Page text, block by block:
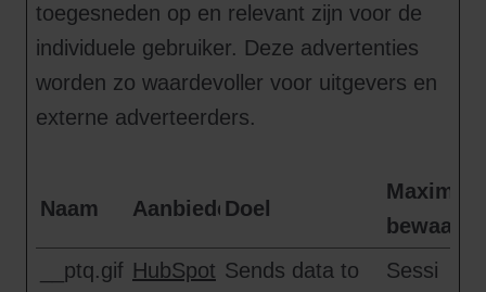
toegesneden op en relevant zijn voor de
individuele gebruiker. Deze advertenties
worden zo waardevoller voor uitgevers en
externe adverteerders.
Naam AanbiederDoel
Maximale
__ptq.gif HubSpot Sends data to
Sessi